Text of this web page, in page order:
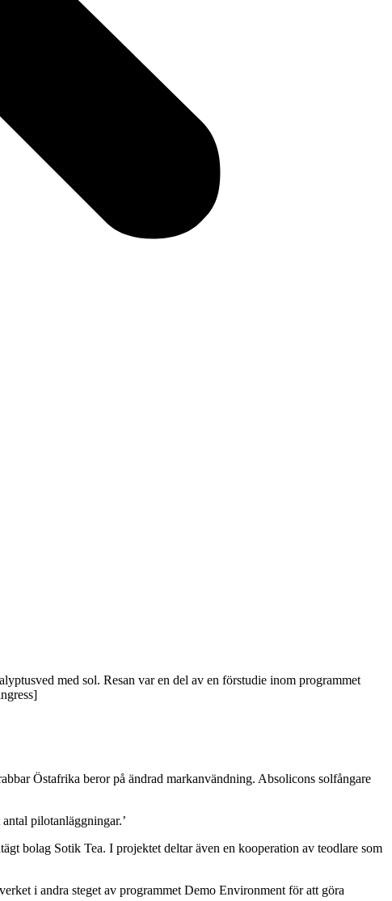
med sol. Resan var en del av en förstudie inom programmet
Östafrika beror på ändrad markanvändning. Absolicons solfångare
pilotanläggningar.’
bolag Sotik Tea. I projektet deltar även en kooperation av teodlare som
i andra steget av programmet Demo Environment för att göra